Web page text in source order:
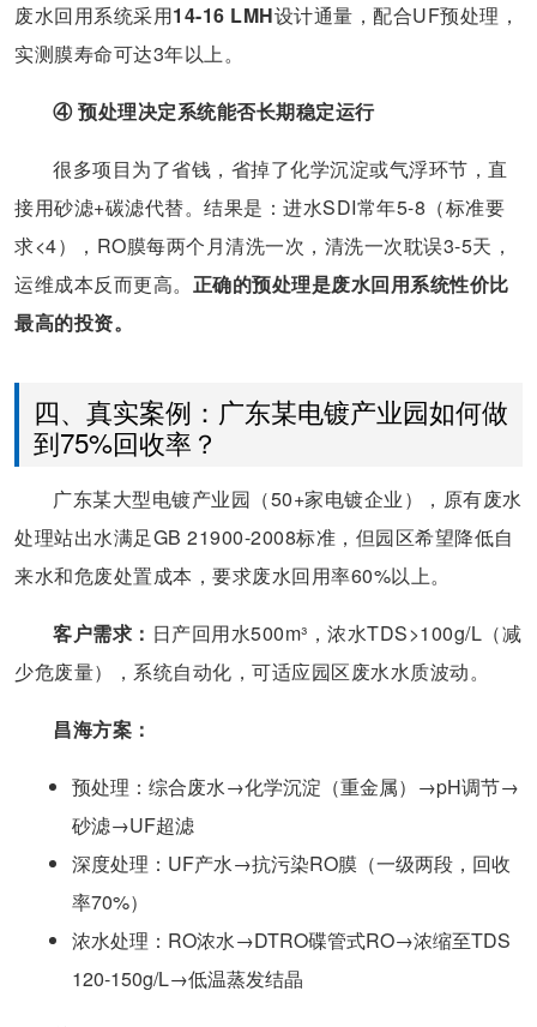
废水回用系统采用14-16 LMH设计通量，配合UF预处理，
实测膜寿命可达3年以上。
④ 预处理决定系统能否长期稳定运行
很多项目为了省钱，省掉了化学沉淀或气浮环节，直
接用砂滤+碳滤代替。结果是：进水SDI常年5-8（标准要
求<4），RO膜每两个月清洗一次，清洗一次耽误3-5天，
运维成本反而更高。 正确的预处理是废水回用系统性价比
最高的投资。
四、真实案例：广东某电镀产业园如何做
到75%回收率？
广东某大型电镀产业园（50+家电镀企业），原有废水
处理站出水满足GB 21900-2008标准，但园区希望降低自
来水和危废处置成本，要求废水回用率60%以上。
客户需求： 日产回用水500m³，浓水TDS>100g/L（减
少危废量），系统自动化，可适应园区废水水质波动。
昌海方案：
预处理：综合废水→化学沉淀（重金属）→pH调节→
砂滤→UF超滤
深度处理：UF产水→抗污染RO膜（一级两段，回收
率70%）
浓水处理：RO浓水→DTRO碟管式RO→浓缩至TDS
120-150g/L→低温蒸发结晶